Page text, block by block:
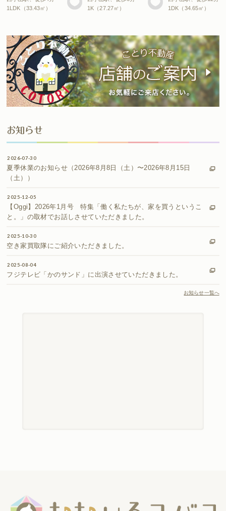
1LDK（33.43㎡）
1K（27.27㎡）
1DK（34.65㎡）
お知らせ
2026-07-30
夏季休業のお知らせ（2026年8月8日（土）〜2026年8月15日
（土））
2025-12-05
【Oggi】2026年1月号 特集「働く私たちが、家を買うというこ
と。」の取材でお話しさせていただきました。
2025-10-30
空き家買取隊にご紹介いただきました。
2025-08-04
フジテレビ「かのサンド」に出演させていただきました。
お知らせ一覧へ